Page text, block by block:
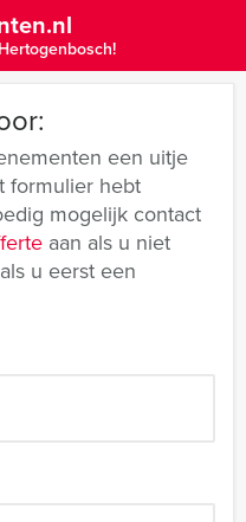
een uitje
formulier hebt
mogelijk contact
aan als u niet
u eerst een